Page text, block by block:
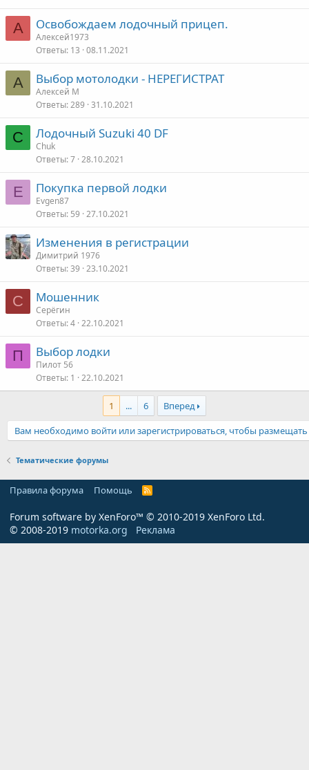
А Освобождаем лодочный прицеп.
Алексей1973
Ответы 13 08.11.2021
А Выбор мотолодки - НЕРЕГИСТРАТ
Алексей М
Ответы 289 31.10.2021
C Лодочный Suzuki 40 DF
Chuk
Ответы 7 28.10.2021
E Покупка первой лодки
Evgen87
Ответы 59 27.10.2021
Изменения в регистрации
Димитрий 1976
Ответы 39 23.10.2021
С Мошенник
Серёгин
Ответы 4 22.10.2021
П Выбор лодки
Пилот 56
Ответы 1 22.10.2021
1 ... 6
Вперед
Вам необходимо войти или зарегистрироваться, чтобы
Тематические форумы
Правила форума Помощь
R
Forum software by XenForo™ © 2010-2019 XenForo Ltd.
© 2008-2019 motorka.org Реклама